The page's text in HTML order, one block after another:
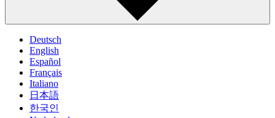
Deutsch
English
Español
Français
Italiano
日本語
한국인